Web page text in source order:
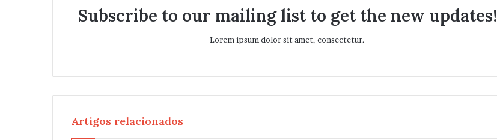
Subscribe to our mailing list to get the new updates!
Lorem ipsum dolor sit amet, consectetur.
Artigos relacionados